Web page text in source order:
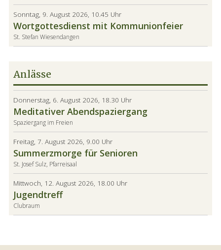
Sonntag, 9. August 2026, 10.45 Uhr
Wortgottesdienst mit Kommunionfeier
St. Stefan Wiesendangen
Anlässe
Donnerstag, 6. August 2026, 18.30 Uhr
Meditativer Abendspaziergang
Spaziergang im Freien
Freitag, 7. August 2026, 9.00 Uhr
Summerzmorge für Senioren
St. Josef Sulz, Pfarreisaal
Mittwoch, 12. August 2026, 18.00 Uhr
Jugendtreff
Clubraum